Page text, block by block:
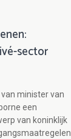
sector
minister van
een
van koninklijk